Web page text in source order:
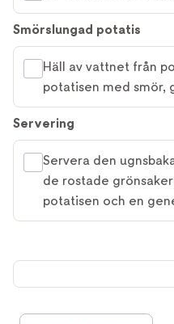
Smörslungad potatis
Häll av vattnet från
potatisen med smör,
Servering
Servera den
de rostade
potatisen och en